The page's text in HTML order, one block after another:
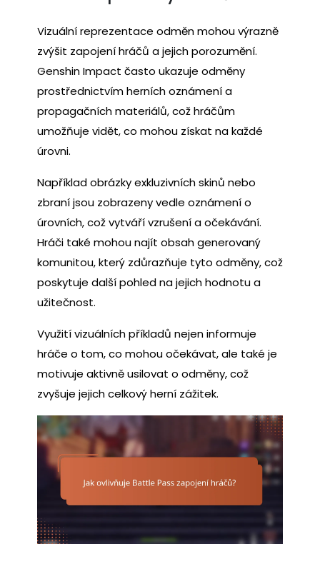
Vizuální reprezentace odměn mohou výrazně
zvýšit zapojení hráčů a jejich porozumění.
Genshin Impact často ukazuje odměny
prostřednictvím herních oznámení a
propagačních materiálů, což hráčům
umožňuje vidět, co mohou získat na každé
úrovni.
Například obrázky exkluzivních skinů nebo
zbraní jsou zobrazeny vedle oznámení o
úrovních, což vytváří vzrušení a očekávání.
Hráči také mohou najít obsah generovaný
komunitou, který zdůrazňuje tyto odměny, což
poskytuje další pohled na jejich hodnotu a
užitečnost.
Využití vizuálních příkladů nejen informuje
hráče o tom, co mohou očekávat, ale také je
motivuje aktivně usilovat o odměny, což
zvyšuje jejich celkový herní zážitek.